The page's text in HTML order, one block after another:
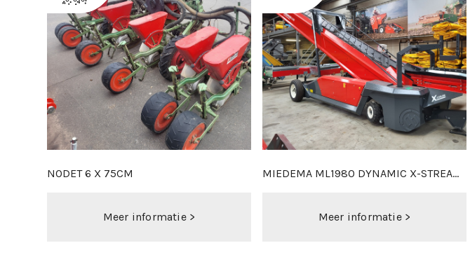
HARING TRANSPORTBAND 7M
Meer informatie >
CLIMAX 2X6M DUOBAND
Meer informatie >